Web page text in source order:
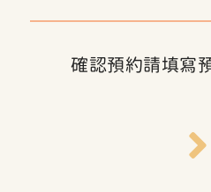
確認預約請填寫